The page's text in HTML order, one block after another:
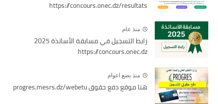
https://concours.onec.dz/resultats
منذ عام
رابط التسجيل في مسابقة الأساتذة 2025
https://concours.onec.dz
منذ بضع اعوام
هنا موقع دفع حقوق progres.mesrs.dz/webetu